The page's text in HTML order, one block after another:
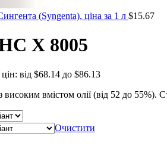
(Syngenta), ціна за 1 л $15.67
Х 8005
цін: від $68.14 до $86.13
вмістом олії (від 52 до 55%).
Очистити